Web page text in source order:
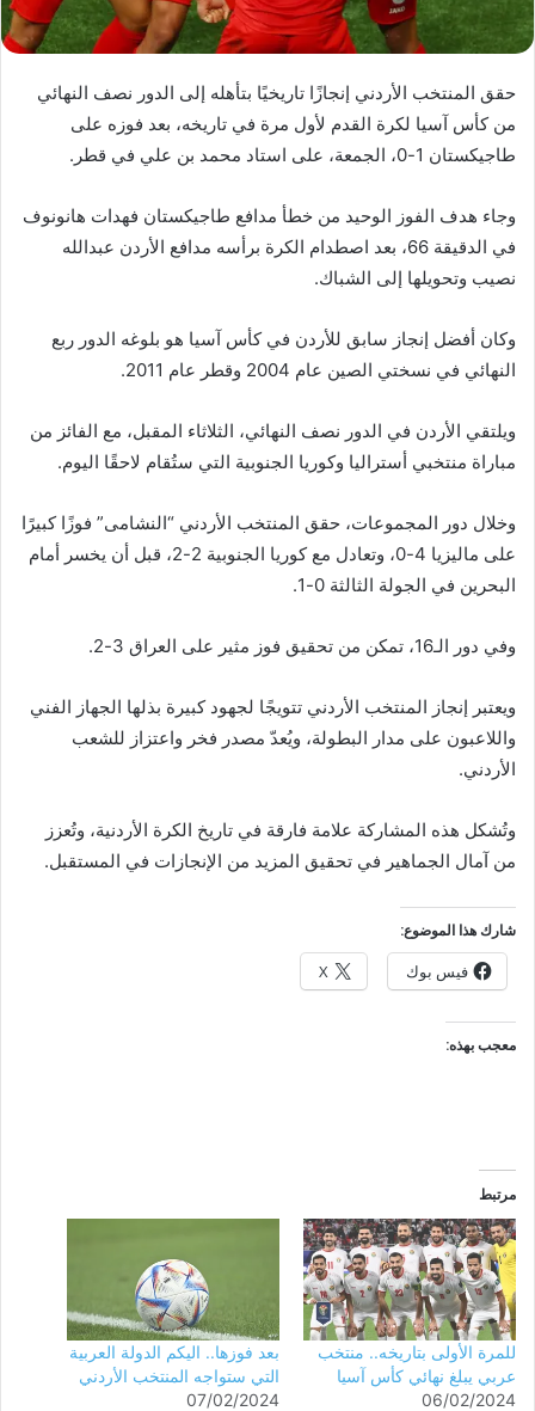
حقق المنتخب الأردني إنجازًا تاريخيًا بتأهله إلى الدور نصف النهائي
من كأس آسيا لكرة القدم لأول مرة في تاريخه، بعد فوزه على
طاجيكستان 1-0، الجمعة، على استاد محمد بن علي في قطر.
وجاء هدف الفوز الوحيد من خطأ مدافع طاجيكستان فهدات هانونوف
في الدقيقة 66، بعد اصطدام الكرة برأسه مدافع الأردن عبدالله
نصيب وتحويلها إلى الشباك.
وكان أفضل إنجاز سابق للأردن في كأس آسيا هو بلوغه الدور ربع
النهائي في نسختي الصين عام 2004 وقطر عام 2011.
ويلتقي الأردن في الدور نصف النهائي، الثلاثاء المقبل، مع الفائز من
مباراة منتخبي أستراليا وكوريا الجنوبية التي ستُقام لاحقًا اليوم.
وخلال دور المجموعات، حقق المنتخب الأردني “النشامى” فوزًا كبيرًا
على ماليزيا 4-0، وتعادل مع كوريا الجنوبية 2-2، قبل أن يخسر أمام
البحرين في الجولة الثالثة 0-1.
وفي دور الـ16، تمكن من تحقيق فوز مثير على العراق 3-2.
ويعتبر إنجاز المنتخب الأردني تتويجًا لجهود كبيرة بذلها الجهاز الفني
واللاعبون على مدار البطولة، ويُعدّ مصدر فخر واعتزاز للشعب
الأردني.
وتُشكل هذه المشاركة علامة فارقة في تاريخ الكرة الأردنية، وتُعزز
من آمال الجماهير في تحقيق المزيد من الإنجازات في المستقبل.
شارك هذا الموضوع:
فيس بوك X
معجب بهذه:
مرتبط
للمرة الأولى بتاريخه.. منتخب
عربي يبلغ نهائي كأس آسيا
06/02/2024
بعد فوزها.. اليكم الدولة العربية
التي ستواجه المنتخب الأردني
07/02/2024